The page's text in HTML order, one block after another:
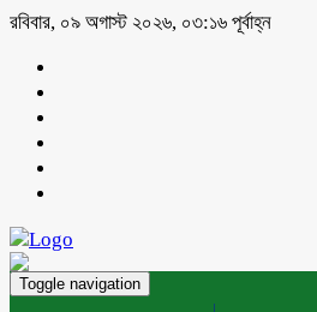
রবিবার, ০৯ অগাস্ট ২০২৬, ০৩:১৬ পূর্বাহ্ন
Toggle navigation